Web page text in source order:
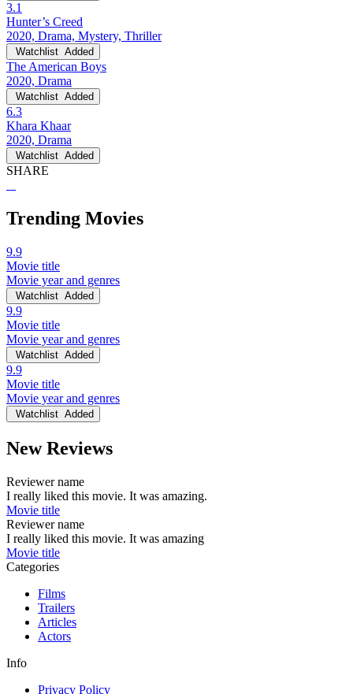
3.1
Hunter’s Creed
2020, Drama, Mystery, Thriller
Watchlist Added
The American Boys
2020, Drama
Watchlist Added
6.3
Khara Khaar
2020, Drama
Watchlist Added
SHARE
Trending Movies
9.9
Movie title
Movie year and genres
Watchlist Added
9.9
Movie title
Movie year and genres
Watchlist Added
9.9
Movie title
Movie year and genres
Watchlist Added
New Reviews
Reviewer name
I really liked this movie. It was amazing.
Movie title
Reviewer name
I really liked this movie. It was amazing
Movie title
Categories
Films
Trailers
Articles
Actors
Info
Privacy Policy